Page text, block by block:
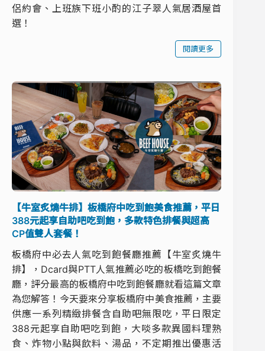
侶約會、上班族下班小酌的江子翠人氣居酒屋首
選！
閱讀更多
【牛室炙燒牛排】板橋府中吃到飽美食推薦，平日
388元起享自助吧吃到飽，多款特色排餐與超高
CP值雙人套餐！
板橋府中必去人氣吃到飽餐廳推薦【牛室炙燒牛
排】，Dcard與PTT人氣推薦必吃的板橋吃到飽餐
廳，評分最高的板橋府中吃到飽餐廳就看這篇文章
為您解答！今天要來分享板橋府中美食推薦，主要
供應一系列精緻排餐含自助吧無限吃，平日限定
388元起享自助吧吃到飽，大啖多款異國料理熟
食、炸物小點與飲料、湯品，不定期推出優惠活